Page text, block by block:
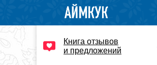
Книга отзывов
и предложений